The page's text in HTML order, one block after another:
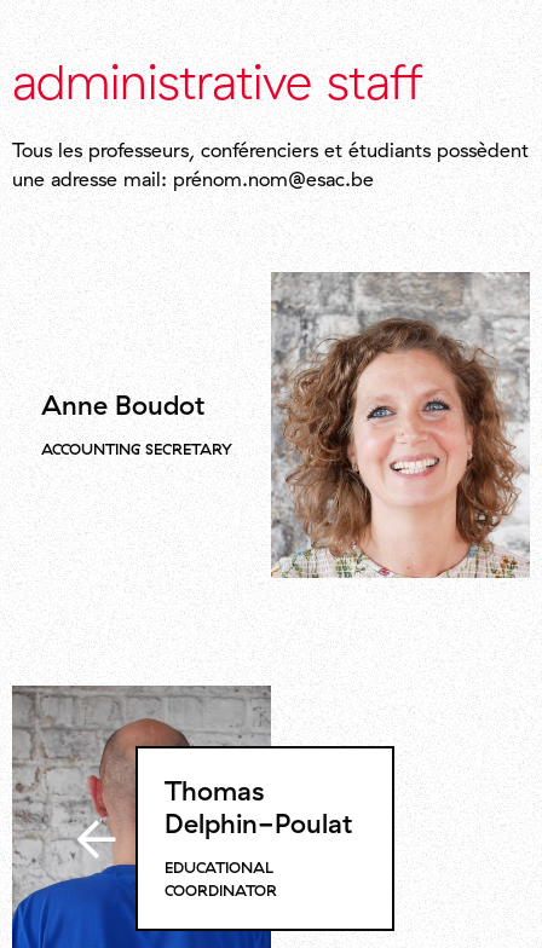
administrative staff
Tous les professeurs, conférenciers et étudiants possèdent
une adresse mail: prénom.nom@esac.be
Anne Boudot
ACCOUNTING SECRETARY
Thomas
Delphin-Poulat
EDUCATIONAL
COORDINATOR